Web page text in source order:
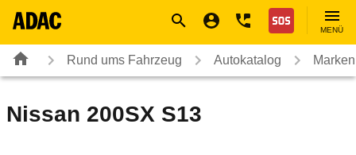
Nothilfe
MENÜ
Rund ums Fahrzeug Autokatalog
Nissan 200SX S13